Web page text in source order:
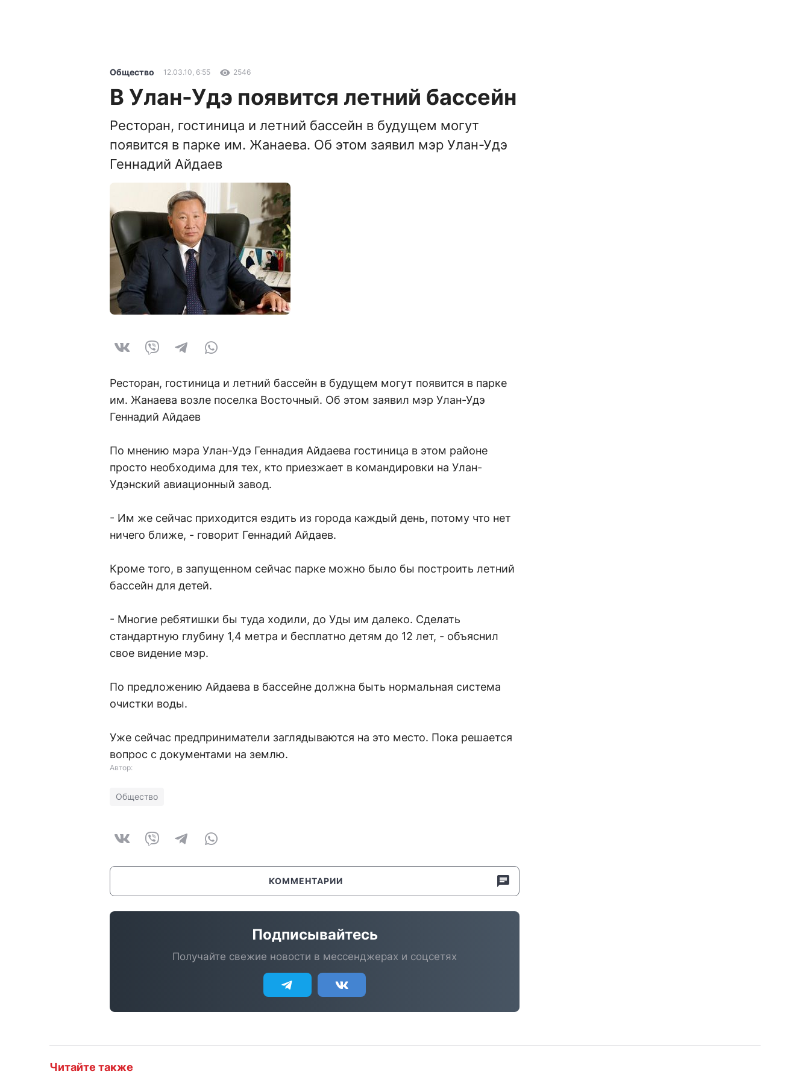
Общество 12.03.10, 6:55 2546
В Улан-Удэ появится летний бассейн
Ресторан, гостиница и летний бассейн в будущем могут
появится в парке им. Жанаева. Об этом заявил мэр Улан-Удэ
Геннадий Айдаев
Ресторан, гостиница и летний бассейн в будущем могут появится в парке
им. Жанаева возле поселка Восточный. Об этом заявил мэр Улан-Удэ
Геннадий Айдаев
По мнению мэра Улан-Удэ Геннадия Айдаева гостиница в этом районе
просто необходима для тех, кто приезжает в командировки на Улан-
Удэнский авиационный завод.
- Им же сейчас приходится ездить из города каждый день, потому что нет
ничего ближе, - говорит Геннадий Айдаев.
Кроме того, в запущенном сейчас парке можно было бы построить летний
бассейн для детей.
- Многие ребятишки бы туда ходили, до Уды им далеко. Сделать
стандартную глубину 1,4 метра и бесплатно детям до 12 лет, - объяснил
свое видение мэр.
По предложению Айдаева в бассейне должна быть нормальная система
очистки воды.
Уже сейчас предприниматели заглядываются на это место. Пока решается
вопрос с документами на землю.
Автор:
Общество
КОММЕНТАРИИ
Подписывайтесь
Получайте свежие новости в мессенджерах и соцсетях
Читайте также